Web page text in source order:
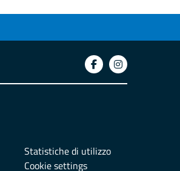
Statistiche di utilizzo
Cookie settings